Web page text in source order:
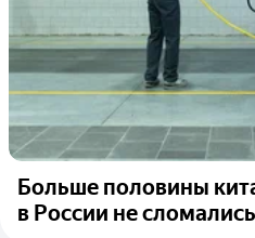
Больше половины
в России не